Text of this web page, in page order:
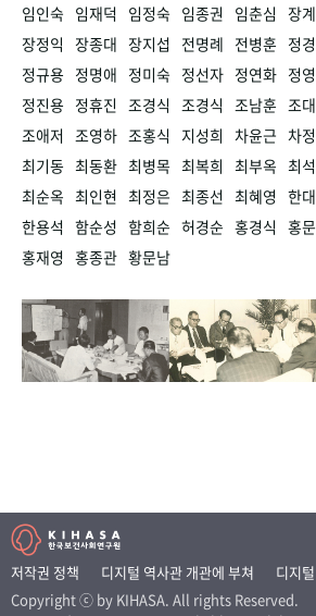
임인숙 임재덕 임정숙 임종권 임춘심 장
장정익 장종대 장지섭 전명례 전병훈 정
정규용 정명애 정미숙 정선자 정연화 정
정진용 정휴진 조경식 조경식 조남훈 조
조애저 조영하 조홍식 지성희 차윤근 차
최기동 최동환 최병목 최복희 최부옥 최
최순옥 최인현 최정은 최종선 최혜영 한
한용석 함순성 함희순 허경순 홍경식 홍
홍재영 홍종관 황문남
저작권 정책 디지털 역사관 개관에 부쳐
디지
Copyright ⓒ by KIHASA. All rights Reserved.